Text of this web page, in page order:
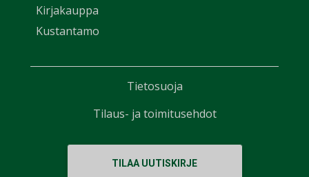
Kirjakauppa
Kustantamo
TILAA UUTISKIRJE
Tietosuoja
Tilaus- ja toimitusehdot